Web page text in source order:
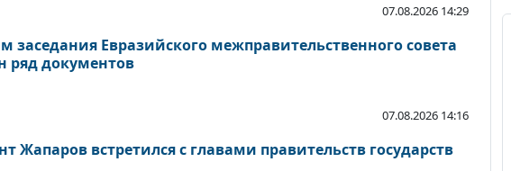
07.08.2026 14:29
заседания Евразийского межправительственного совета
ряд документов
07.08.2026 14:16
Жапаров встретился с главами правительств государств